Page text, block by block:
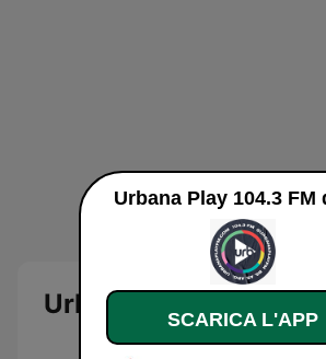
Urbana Play 104.3 FM
SCARICA L'APP